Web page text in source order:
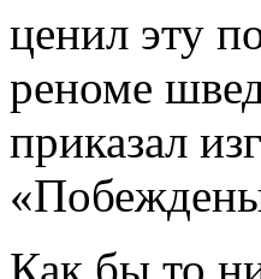
ценил эту
реноме
приказал